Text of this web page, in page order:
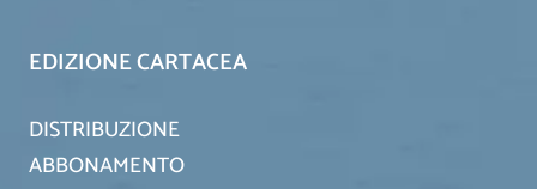
EDIZIONE CARTACEA
DISTRIBUZIONE
ABBONAMENTO